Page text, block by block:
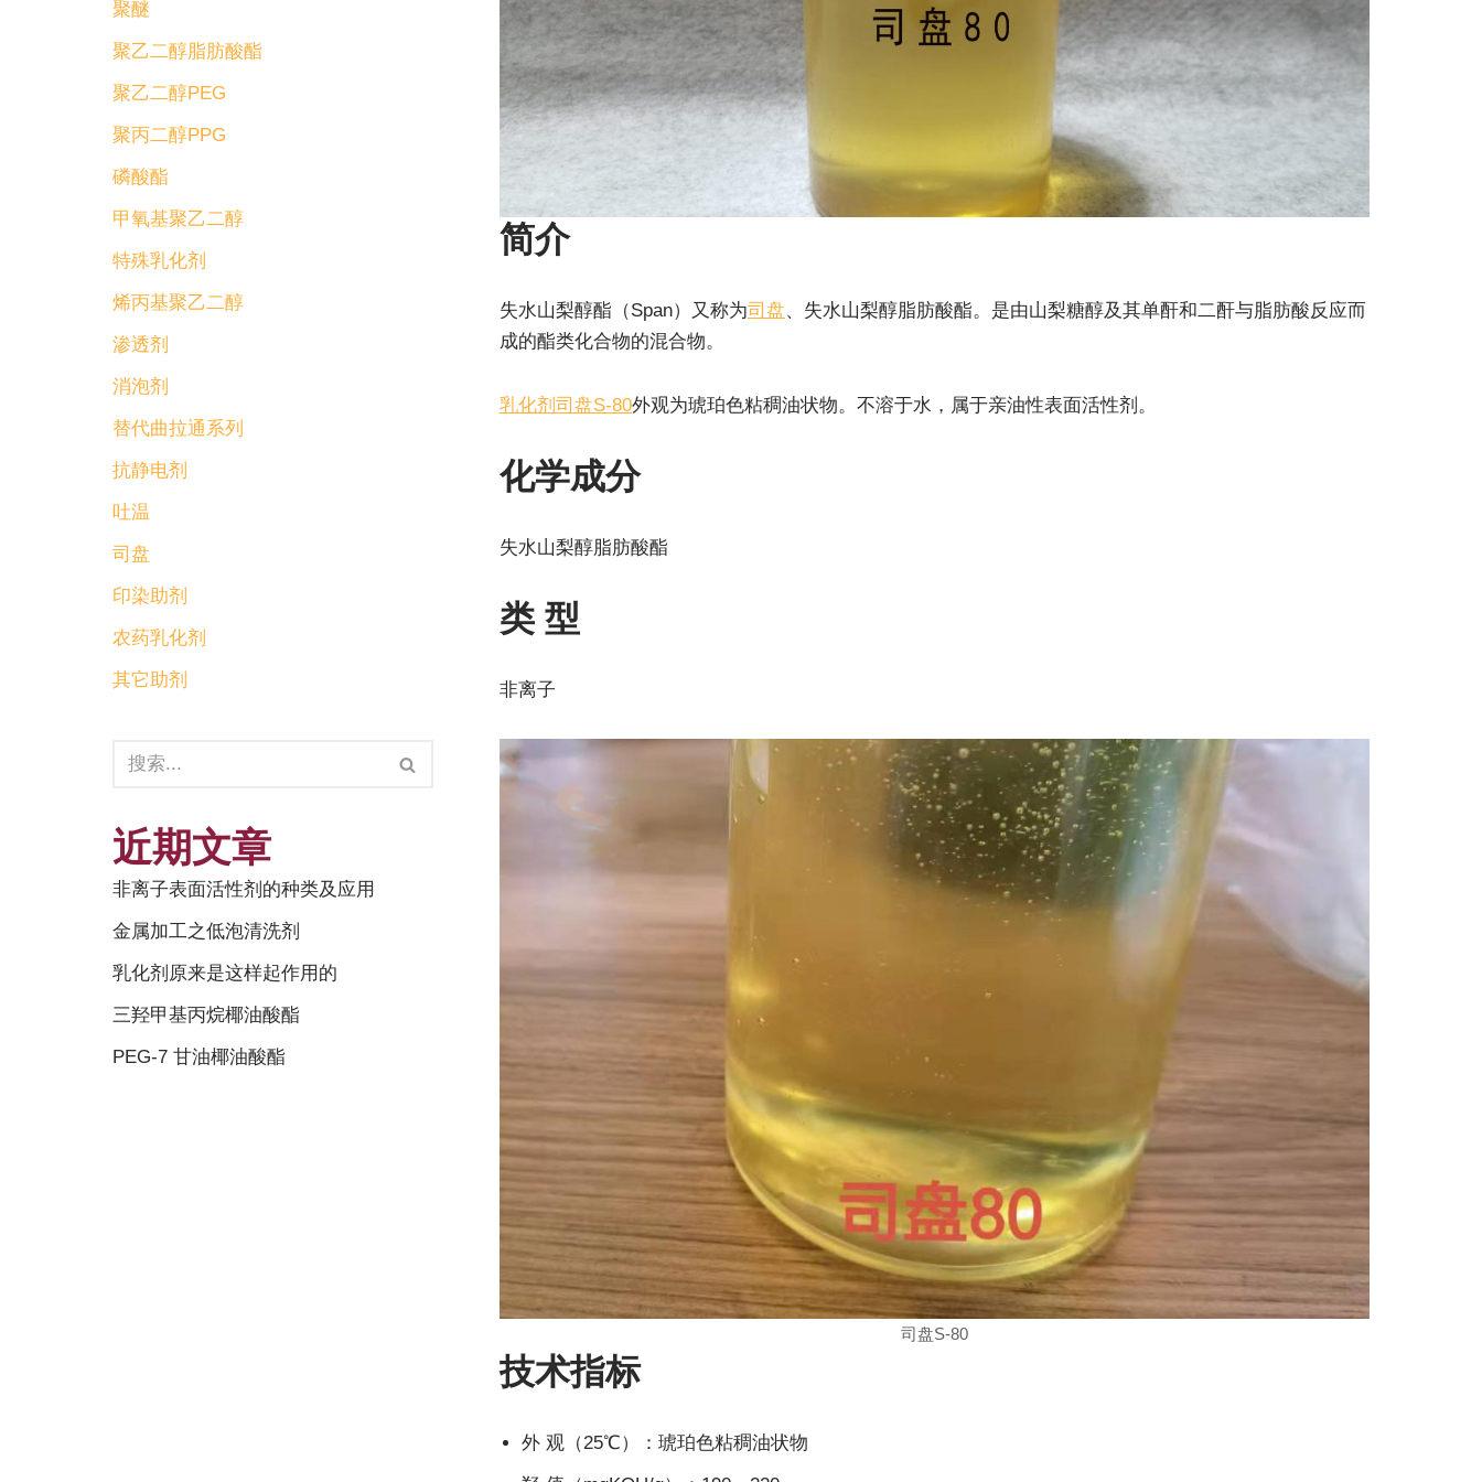
聚醚
聚乙二醇脂肪酸酯
聚乙二醇PEG
聚丙二醇PPG
磷酸酯
甲氧基聚乙二醇
特殊乳化剂
烯丙基聚乙二醇
渗透剂
消泡剂
替代曲拉通系列
抗静电剂
吐温
司盘
印染助剂
农药乳化剂
其它助剂
近期文章
非离子表面活性剂的种类及应用
金属加工之低泡清洗剂
乳化剂原来是这样起作用的
三羟甲基丙烷椰油酸酯
PEG-7 甘油椰油酸酯
简介
失水山梨醇酯（Span）又称为司盘、失水山梨醇脂肪酸酯。是由山梨糖醇及其单酐和二酐与脂肪酸反应而
成的酯类化合物的混合物。
乳化剂司盘S-80外观为琥珀色粘稠油状物。不溶于水，属于亲油性表面活性剂。
化学成分
失水山梨醇脂肪酸酯
类 型
非离子
司盘S-80
技术指标
外 观（25℃）：琥珀色粘稠油状物